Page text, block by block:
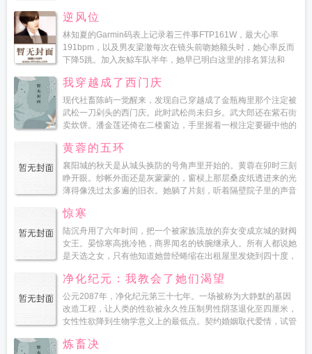
到了...
逆风位
林知夏的Garmin码表上记录着三件事FTP161W，最大心率
191bpm，以及男友梁澈每次在镜头前吻她额头时，她心率反而
下降5跳。加入灰鲸车队半年，她早已明白这里的排名算法和
我穿越成了西门庆
现代社畜陈屿一觉醒来，发现自己穿越成了金瓶梅里那个注定被
武松一刀剁头的西门庆。此时武松尚未归乡。武大郎还在紫石街
卖炊饼。潘金莲还倚在二楼窗边，手里握着一根注定要砸中他的
武...
黄蓉的五环
襄阳城的秋天是从城头换防的号角声里开始的。黄蓉在卯时三刻
睁开眼。纱帐外面还是灰蒙蒙的，窗棂上那层桑皮纸透进来的光
薄得像洗过太多遍的旧衣。她躺了片刻，听着隔壁院子里的声音
一...
惊寒
陆沉舟用了六年时间，把一个被家族流放的弃女变成京城的财阀
女王。晏惊寒高挑冷艳，商界闻名的铁腕继承人。所有人都说她
是天选之女，只有他知道她曾经蜷缩在出租屋里发烧到四十度，
那个...
净化纪元：我教会了她们渴望
公元2087年，净化纪元第三十七年。一场被称为大静默的基因
改造工程，让人类的性欲被永久性压制男性阴茎退化至四厘米，
女性性欲降到生物学意义上的最低点。契约婚姻取代爱情，试管
炼畜决